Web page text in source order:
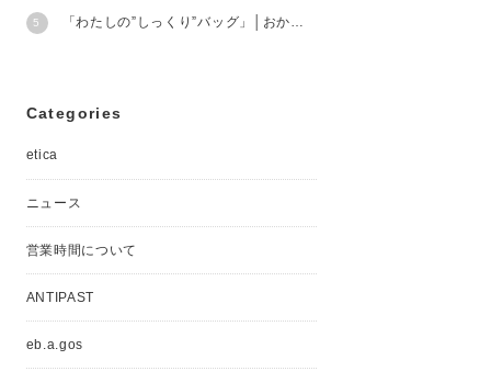
「わたしの”しっくり”バッグ」│おかかえバッグ
Categories
etica
ニュース
営業時間について
ANTIPAST
eb.a.gos